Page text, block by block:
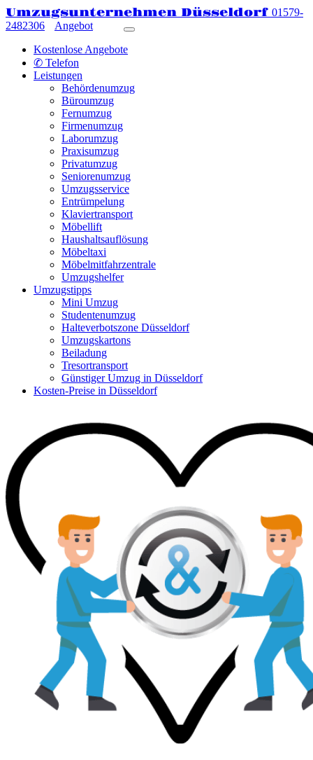
Umzugsunternehmen Düsseldorf 01579-
2482306
Angebot
Kostenlose Angebote
✆ Telefon
Leistungen
Behördenumzug
Büroumzug
Fernumzug
Firmenumzug
Laborumzug
Praxisumzug
Privatumzug
Seniorenumzug
Umzugsservice
Entrümpelung
Klaviertransport
Möbellift
Haushaltsauflösung
Möbeltaxi
Möbelmitfahrzentrale
Umzugshelfer
Umzugstipps
Mini Umzug
Studentenumzug
Halteverbotszone Düsseldorf
Umzugskartons
Beiladung
Tresortransport
Günstiger Umzug in Düsseldorf
Kosten-Preise in Düsseldorf